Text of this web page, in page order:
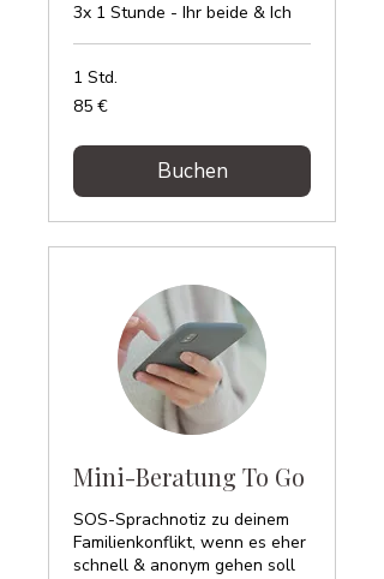
3x 1 Stunde - Ihr beide & Ich
1 Std.
85
Euro
85 €
Buchen
Mini-Beratung To Go
SOS-Sprachnotiz zu deinem
Familienkonflikt, wenn es eher
schnell & anonym gehen soll